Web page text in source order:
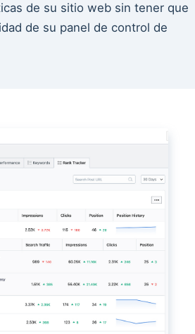
de su sitio web sin tener que
de su panel de control de